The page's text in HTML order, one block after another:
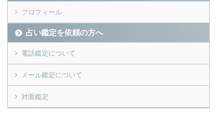
プロフィール
占い鑑定を依頼の方へ
電話鑑定について
メール鑑定について
対面鑑定